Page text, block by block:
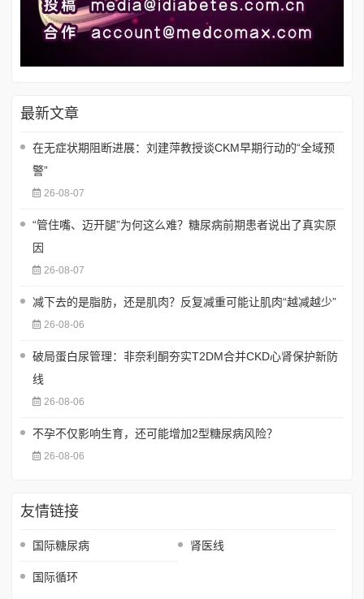
最新文章
在无症状期阻断进展：刘建萍教授谈CKM早期行动的“全域预
警”
26-08-07
“管住嘴、迈开腿”为何这么难？糖尿病前期患者说出了真实原
因
26-08-07
减下去的是脂肪，还是肌肉？反复减重可能让肌肉“越减越少”
26-08-06
破局蛋白尿管理：非奈利酮夯实T2DM合并CKD心肾保护新防
线
26-08-06
不孕不仅影响生育，还可能增加2型糖尿病风险？
26-08-06
友情链接
国际糖尿病 肾医线
国际循环